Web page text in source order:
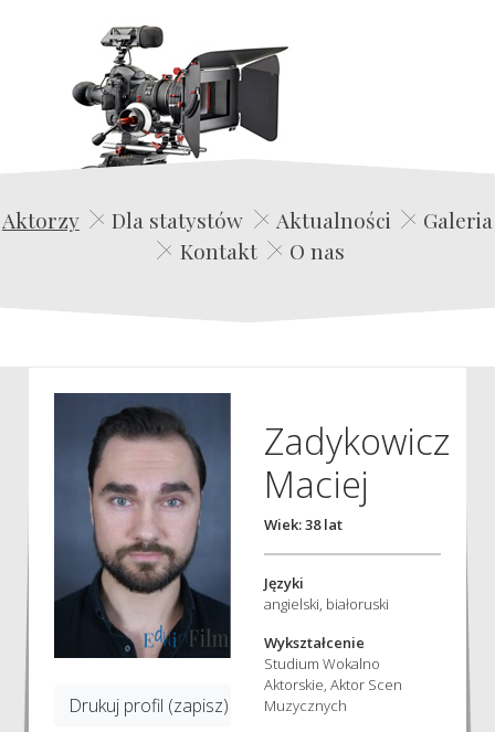
Edwin Film Agencja Aktorska
Aktorzy Dla statystów Aktualności
Galeria
Kontakt
O nas
Drukuj profil (zapisz)
Zadykowicz
Maciej
Wiek: 38 lat
Języki
angielski, białoruski
Wykształcenie
Studium Wokalno
Aktorskie, Aktor Scen
Muzycznych